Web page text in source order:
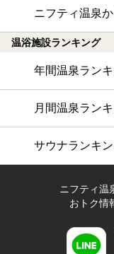
ニフティ温泉
温浴施設ランキング
年間温泉ラン
月間温泉ラン
サウナランキ
ニフティ温
おトク情